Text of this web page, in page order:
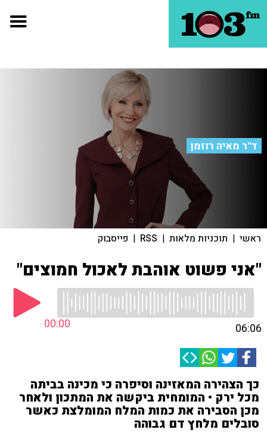
ד"ר מאיה רוזמן
ראשי | תוכניות מלאות |
RSS
| פייסבוק
"אני פשוט אוהבת לאכול חמוצים"
00:00 06:06
כך הצהירה המאזינה וסיפרה כי מכינה בביתה
מכל ירק • המומחית ביקשה את המתכון ולאחר
מכן הסבירה את כמות המלח המומלצת כאשר
סובלים מלחץ דם גבוהה